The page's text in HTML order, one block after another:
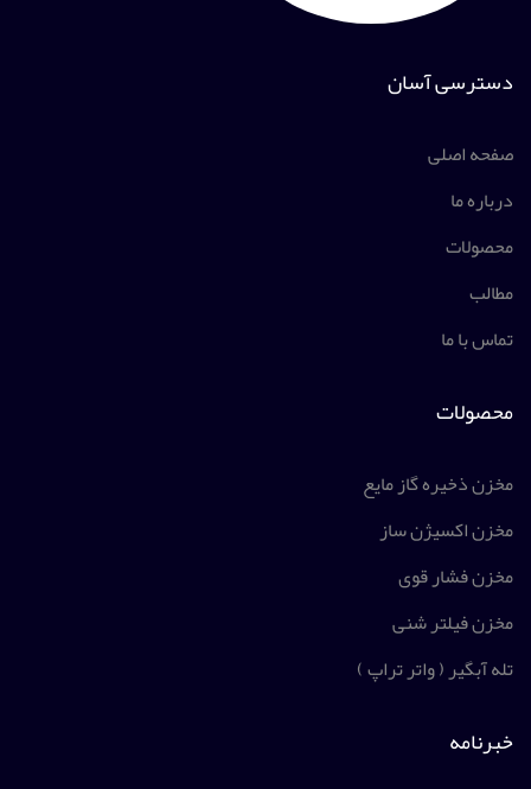
دسترسی آسان
صفحه اصلی
درباره ما
محصولات
مطالب
تماس با ما
محصولات
مخزن ذخیره گاز مایع
مخزن اکسیژن ساز
مخزن فشار قوی
مخزن فیلتر شنی
تله آبگیر ( واتر تراپ )
خبرنامه